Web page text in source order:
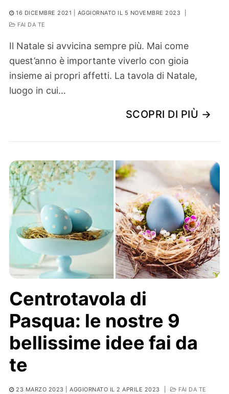
16 DICEMBRE 2021 | AGGIORNATO IL 5 NOVEMBRE 2023
FAI DA TE
Il Natale si avvicina sempre più. Mai come
quest’anno è importante viverlo con gioia
insieme ai propri affetti. La tavola di Natale,
luogo in cui…
SCOPRI DI PIÙ →
Centrotavola di
Pasqua: le nostre 9
bellissime idee fai da
te
23 MARZO 2023 | AGGIORNATO IL 2 APRILE 2023 FAI DA TE